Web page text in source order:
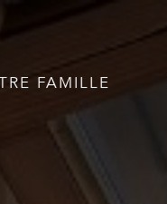
FAMILLE